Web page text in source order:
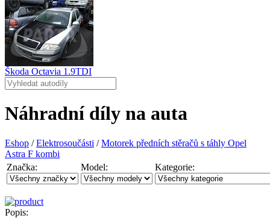
Škoda Octavia 1.9TDI
Náhradní díly na auta
Eshop /Elektrosoučásti /Motorek předních stěračů s táhly Opel
Astra F kombi
Značka:
Model: Kategorie:
Popis: